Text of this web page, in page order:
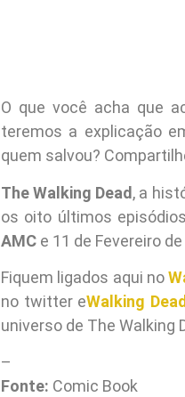
O que você acha que
teremos a explicação
quem salvou?
The Walking Dead, a
os oito últimos
AMC e 11 de Fevereiro
Fiquem ligados aqui no
no twitter eWalking
universo de The Walking
–
Fonte: Comic Book